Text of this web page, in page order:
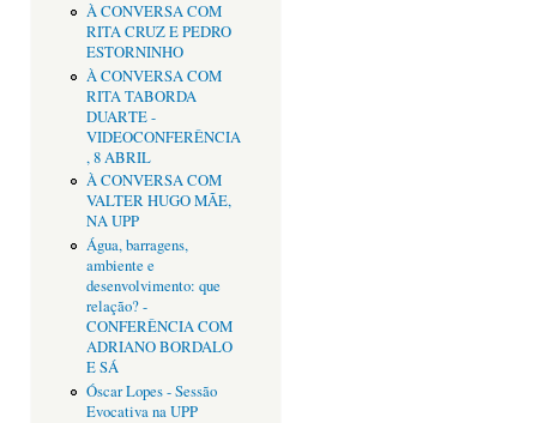
À CONVERSA COM
RITA CRUZ E PEDRO
ESTORNINHO
À CONVERSA COM
RITA TABORDA
DUARTE -
VIDEOCONFERÊNCIA
, 8 ABRIL
À CONVERSA COM
VALTER HUGO MÃE,
NA UPP
Água, barragens,
ambiente e
desenvolvimento: que
relação? -
CONFERÊNCIA COM
ADRIANO BORDALO
E SÁ
Óscar Lopes - Sessão
Evocativa na UPP